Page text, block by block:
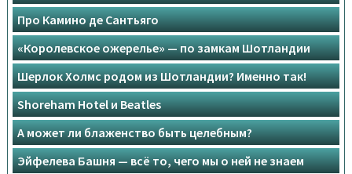
Про Камино де Сантьяго
«Королевское ожерелье» — по замкам Шотландии
Шерлок Холмс родом из Шотландии? Именно так!
Shoreham Hotel и Beatles
А может ли блаженство быть целебным?
Эйфелева Башня — всё то, чего мы о ней не знаем